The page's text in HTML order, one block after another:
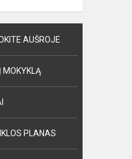
AUŠROJE
MOKYKLĄ
PLANAS